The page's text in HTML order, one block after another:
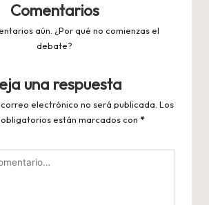
Comentarios
aún. ¿Por qué no comienzas el
debate?
una respuesta
electrónico no será publicada. Los
están marcados con *